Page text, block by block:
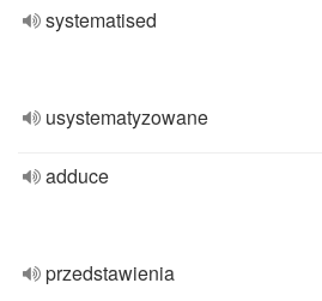
systematised
usystematyzowane
adduce
przedstawienia